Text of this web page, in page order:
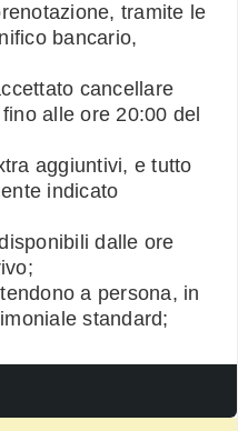
tramite le
bancario,
cancellare
alle ore 20:00 del
aggiuntivi, e tutto
indicato
dalle ore
a persona, in
standard;